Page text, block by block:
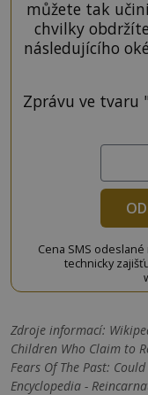
můžete tak
chvilky
následujícího
Zprávu ve tvaru
Cena SMS odeslané
technicky
Zdroje informací:
Children Who Claim to
Fears Of The Past:
Encyclopedia -